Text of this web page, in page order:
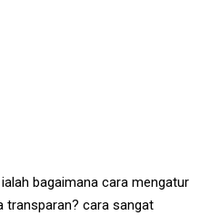
bagaimana cara mengatur
transparan? cara sangat